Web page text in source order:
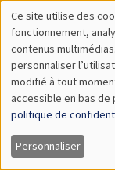
UNIQUEMENT EN
GRAND PUBLIC
Lundi 17 novembre
19:00 à 21:00
Utilisation
des
données
et
des
Ce site utilise des
fonctionnement,
contenus
personnaliser
modifié à tout
accessible en bas de
politique de
Personnaliser